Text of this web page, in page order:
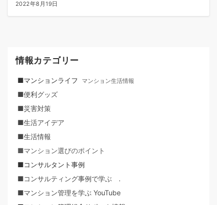
2022年8月19日
情報カテゴリー
■マンションライフ マンション生活情報
■便利グッズ
■災害対策
■生活アイデア
■生活情報
■マンション選びのポイント
■コンサルタント事例
■コンサルティング事例で学ぶ .
■マンション管理を学ぶ YouTube